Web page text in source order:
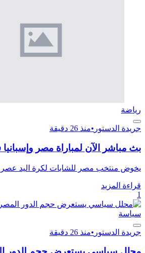
رياضة
جريدة الدستور •منذ 26 دقيقة
بث مباشر الآن لمباراة مصر
يخوض منتخب مصر للشابات لكرة اليد عصر
قراءة المزيد
1
سياسة
جريدة الدستور •منذ 26 دقيقة